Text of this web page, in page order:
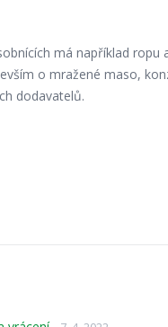
má například ropu
o mražené maso,
dodavatelů.